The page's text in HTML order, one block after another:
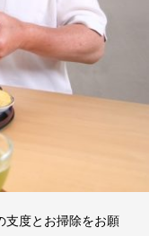
支度とお掃除をお願